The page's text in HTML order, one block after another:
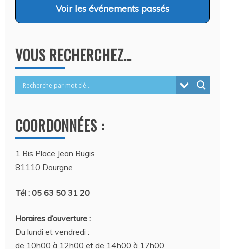
Voir les événements passés
VOUS RECHERCHEZ…
COORDONNÉES :
1 Bis Place Jean Bugis
81110 Dourgne
Tél : 05 63 50 31 20
Horaires d’ouverture :
Du lundi et vendredi :
de 10h00 à 12h00 et de 14h00 à 17h00